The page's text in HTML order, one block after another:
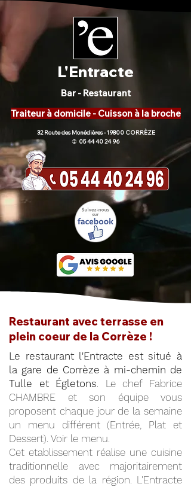
L'Entracte
Bar - Restaurant
Traiteur à domicile - Cuisson à la broche
32 Route des Monédières - 19800 CORRÈZE
) 05 44 40 24 96
Restaurant avec terrasse en
plein coeur de la Corrèze !
Le restaurant l'Entracte est situé à
la gare de Corrèze à mi-chemin de
Tulle et Égletons. Le chef Fabrice
CHAMBRE et son équipe vous
proposent chaque jour de la semaine
un menu différent (Entrée, Plat et
Dessert). Voir le menu.
Cet etablissement réalise une cuisine
traditionnelle avec majoritairement
des produits de la région. L'Entracte